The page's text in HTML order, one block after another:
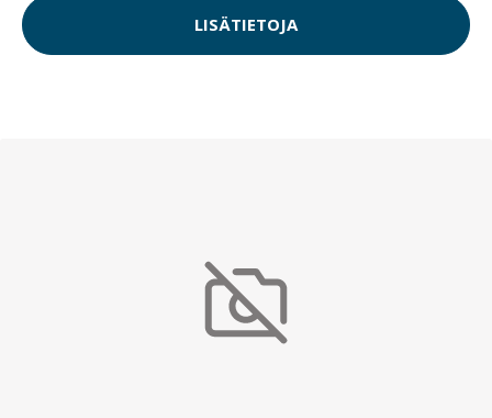
LISÄTIETOJA